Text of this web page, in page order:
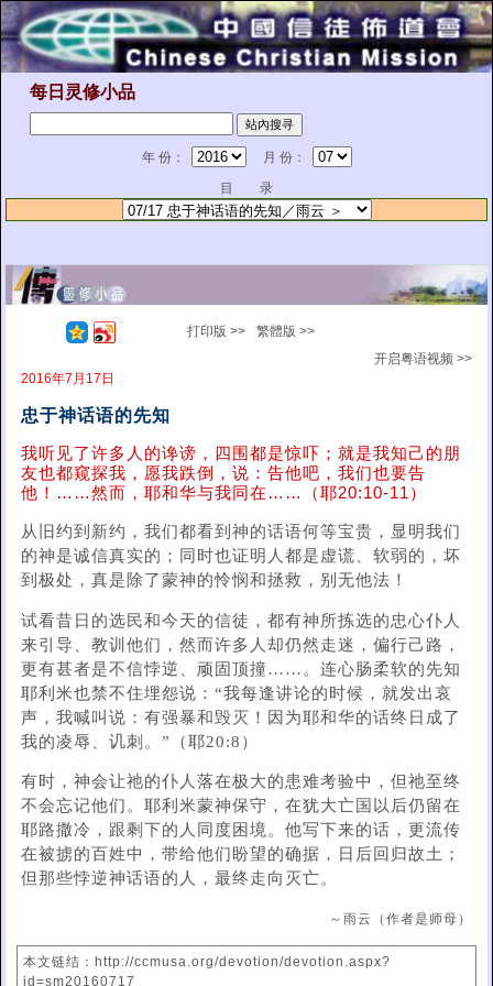
每日灵修小品
年 份：
月 份：
目 录
打印版 >>
繁體版 >>
开启粤语视频 >>
2016年7月17日
忠于神话语的先知
我听见了许多人的谗谤，四围都是惊吓；就是我知己的朋
友也都窥探我，愿我跌倒，说：告他吧，我们也要告
他！……然而，耶和华与我同在……（耶20:10-11）
从旧约到新约，我们都看到神的话语何等宝贵，显明我们
的神是诚信真​​实的；同时也证明人都是虚谎、软弱的，坏
到极处，真是除了蒙神的怜悯和拯救，别无他法！
试看昔日的选民和今天的信徒，都有神所拣选的忠心仆人
来引导、教训他们，然而许多人却仍然走迷，偏行己路，
更有甚者是不信悖逆、顽固顶撞……。连心肠柔软的先知
耶利米也禁不住埋怨说：“我每逢讲论的时候，就发出哀
声，我喊叫说：有强暴和毁灭！因为耶和华的话终日成了
我的凌辱、讥刺。”（耶20:8）
有时，神会让祂的仆人落在极大的患难考验中，但祂至终
不会忘记他们。耶利米蒙神保守，在犹大亡国以后仍留在
耶路撒冷，跟剩下的人同度困境。他写下来的话，更流传
在被掳的百姓中，带给他们盼望的确据，日后回归故土；
但那些悖逆神话语的人，最终走向灭亡。
～雨云（作者是师母）
本文链结：http://ccmusa.org/devotion/devotion.aspx?
id=sm20160717